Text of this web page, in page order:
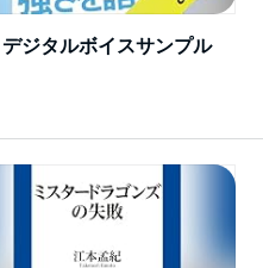
デジタルボイスサンプル